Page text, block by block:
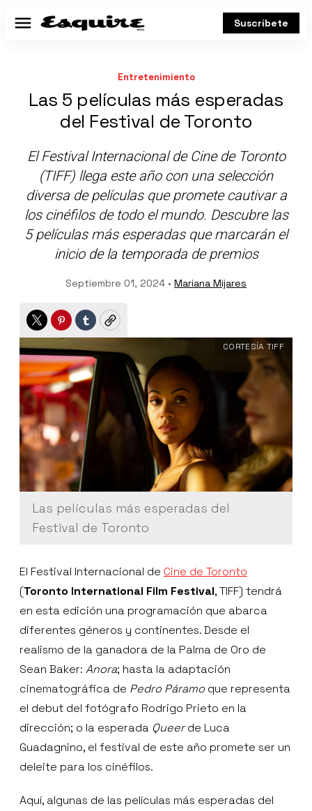
Menú Suscríbete
Entretenimiento
Las 5 películas más esperadas
del Festival de Toronto
El Festival Internacional de Cine de Toronto
(TIFF) llega este año con una selección
diversa de películas que promete cautivar a
los cinéfilos de todo el mundo. Descubre las
5 películas más esperadas que marcarán el
inicio de la temporada de premios
Septiembre 01, 2024 • Mariana Mijares
TwitterPinterest
TumblrCopy
Las películas más esperadas del
Festival de Toronto
CORTESÍA TIFF
El Festival Internacional de Cine de Toronto
(Toronto International Film Festival, TIFF) tendrá
en esta edición una programación que abarca
diferentes géneros y continentes. Desde el
realismo de la ganadora de la Palma de Oro de
Sean Baker: Anora; hasta la adaptación
cinematográfica de Pedro Páramo que representa
el debut del fotógrafo Rodrigo Prieto en la
dirección; o la esperada Queerde Luca
Guadagnino, el festival de este año promete ser un
deleite para los cinéfilos.
Aquí, algunas de las películas más esperadas del